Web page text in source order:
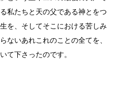
私たちと天の父である神とをつ
を、そしてそこにおける苦しみ
ないあれこれのことの全てを、
て下さったのです。